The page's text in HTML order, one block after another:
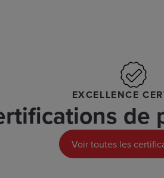
EXCELLENCE
de
Voir toutes les